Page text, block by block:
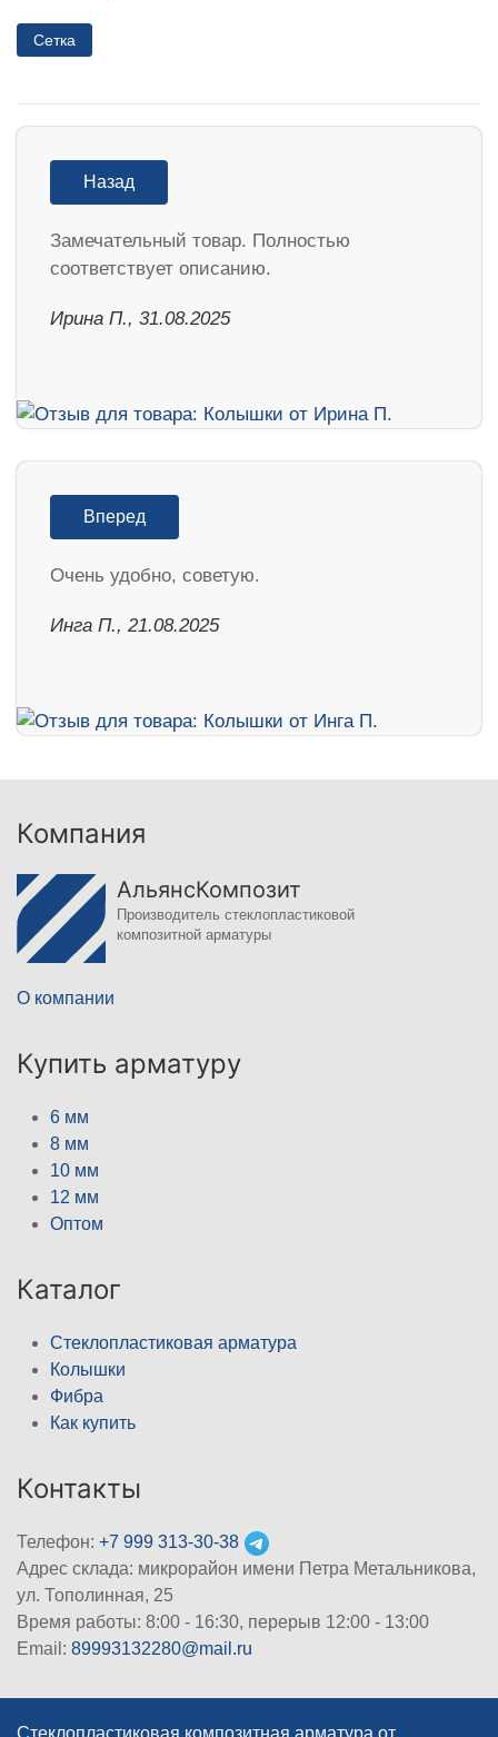
Сетка
Назад
Замечательный товар. Полностью
соответствует описанию.
Ирина П., 31.08.2025
Вперед
Очень удобно, советую.
Инга П., 21.08.2025
Компания
АльянсКомпозит
Производитель стеклопластиковой
композитной арматуры
О компании
Купить арматуру
6 мм
8 мм
10 мм
12 мм
Оптом
Каталог
Стеклопластиковая арматура
Колышки
Фибра
Как купить
Контакты
Телефон: +7 999 313-30-38
Адрес склада: микрорайон имени Петра Метальникова,
ул. Тополинная, 25
Время работы: 8:00 - 16:30, перерыв 12:00 - 13:00
Email: 89993132280@mail.ru